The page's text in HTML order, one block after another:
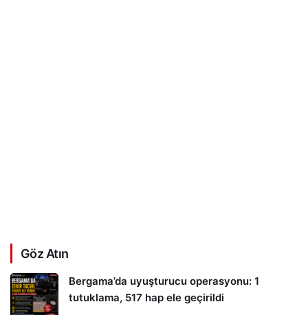
Göz Atın
Bergama’da uyuşturucu operasyonu: 1
tutuklama, 517 hap ele geçirildi